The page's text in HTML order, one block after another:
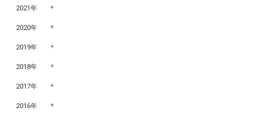
2021年
2020年
2019年
2018年
2017年
2016年